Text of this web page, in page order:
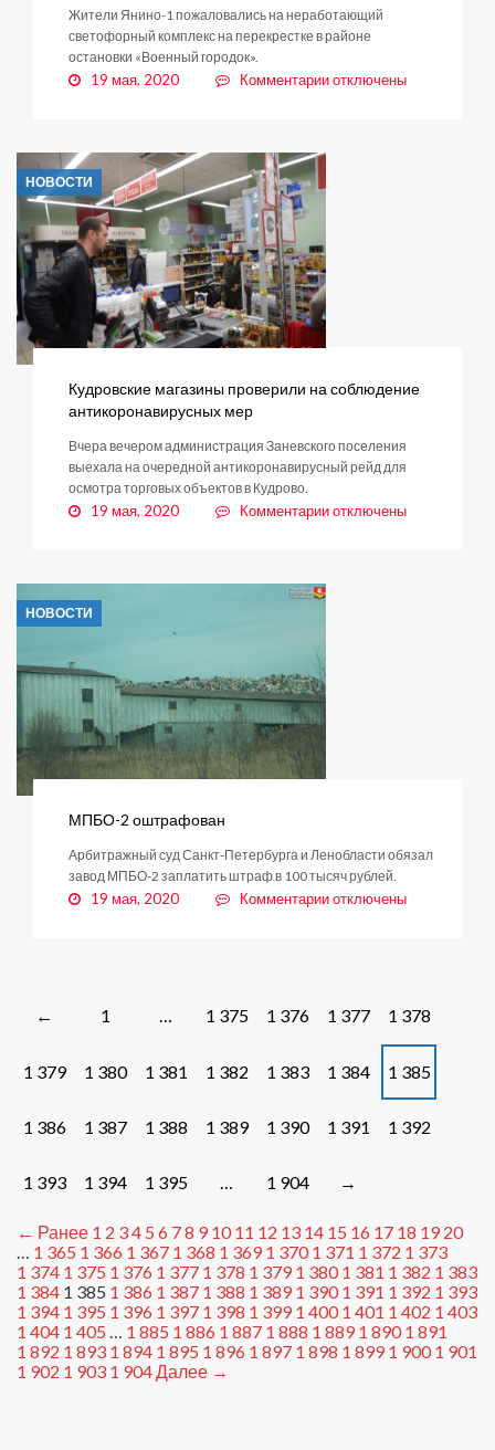
Жители Янино-1 пожаловались на неработающий
светофорный комплекс на перекрестке в районе
остановки «Военный городок».
19 мая, 2020 Комментариикотключены
НОВОСТИ
Кудровские магазины проверили на соблюдение
антикоронавирусных мер
Вчера вечером администрация Заневского поселения
выехала на очередной антикоронавирусный рейд для
осмотра торговых объектов в Кудрово.
19 мая, 2020 Комментариикотключены
НОВОСТИ
МПБО-2 оштрафован
Арбитражный суд Санкт-Петербурга и Ленобласти обязал
завод МПБО-2 заплатить штраф в 100 тысяч рублей.
19 мая, 2020 Комментариикотключены
Posts
navigation
← 1 … 1 375 1 376 1 377 1 378
1 379 1 380 1 381 1 382 1 383 1 384 1 385
1 386 1 387 1 388 1 389 1 390 1 391 1 392
1 393 1 394 1 395 … 1 904 →
← Ранее 1 2 34 5 6 78 9 10 11 12 13 14 15 16 17 18 19 20
… 1 365 1 366 1 367 1 368 1 369 1 370 1 371 1 372 1 373
1 374 1 375 1 376 1 377 1 378 1 379 1 380 1 381 1 382 1 383
1 384 1 385 1 386 1 387 1 388 1 389 1 390 1 391 1 392 1 393
1 394 1 395 1 396 1 397 1 398 1 399 1 400 1 401 1 402 1 403
1 404 1 405 … 1 885 1 886 1 887 1 888 1 889 1 890 1 891
1 892 1 893 1 894 1 895 1 896 1 897 1 898 1 899 1 900 1 901
1 902 1 903 1 904Далее →